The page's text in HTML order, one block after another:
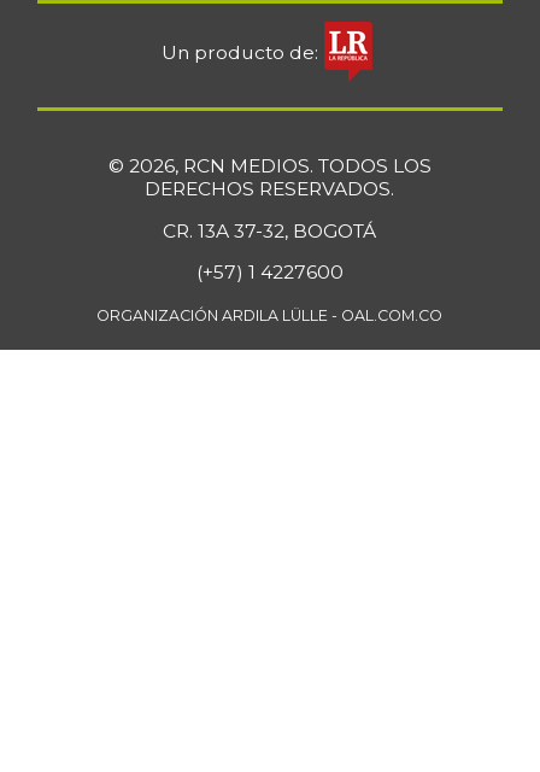
Un producto de:
© 2026, RCN MEDIOS. TODOS LOS
DERECHOS RESERVADOS.
CR. 13A 37-32, BOGOTÁ
(+57) 1 4227600
ORGANIZACIÓN ARDILA LÜLLE - OAL.COM.CO